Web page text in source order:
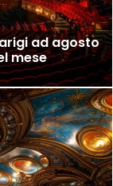
ad agosto
mese